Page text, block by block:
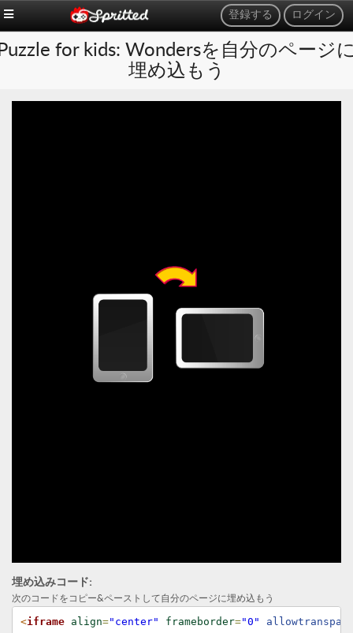
ログイン
登録する
for kids: Wondersを自分のページ
埋め込もう
埋め込みコード:
次のコードをコピー&ペーストして自分のページに埋め込もう
<iframe align="center" frameborder="0"